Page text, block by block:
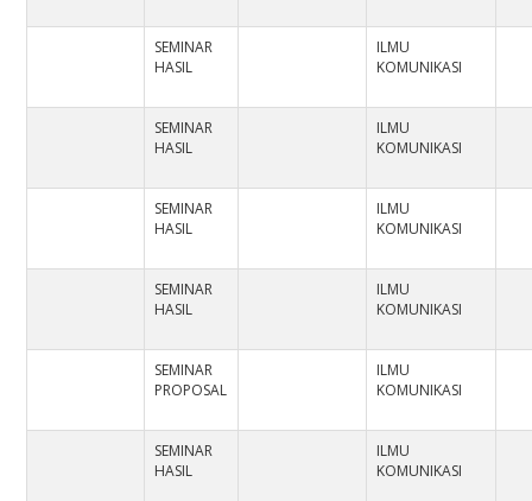
SEMINAR
HASIL
ILMU
KOMUNIKASI
SEMINAR
HASIL
ILMU
KOMUNIKASI
SEMINAR
HASIL
ILMU
KOMUNIKASI
SEMINAR
HASIL
ILMU
KOMUNIKASI
SEMINAR
PROPOSAL
ILMU
KOMUNIKASI
SEMINAR
HASIL
ILMU
KOMUNIKASI